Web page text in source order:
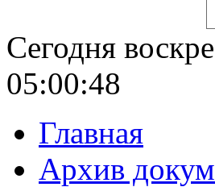
Сегодня
05:00:49
Главная
Архив